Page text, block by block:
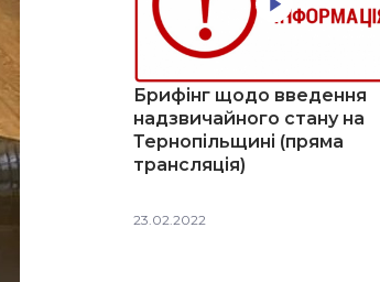
Брифінг щодо введення
надзвичайного стану на
Тернопільщині (пряма
трансляція)
23.02.2022